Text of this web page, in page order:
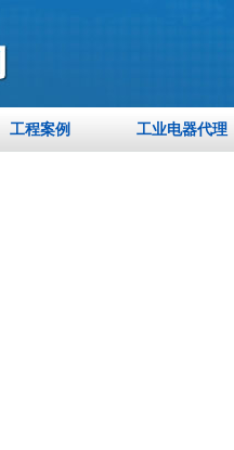
工程案例 工业电器代理